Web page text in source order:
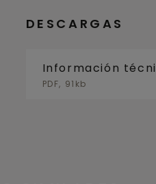
DESCARGAS
Información
PDF, 91kb